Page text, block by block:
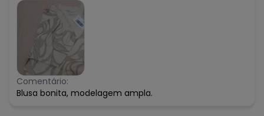
Comentário:
Blusa bonita, modelagem ampla.